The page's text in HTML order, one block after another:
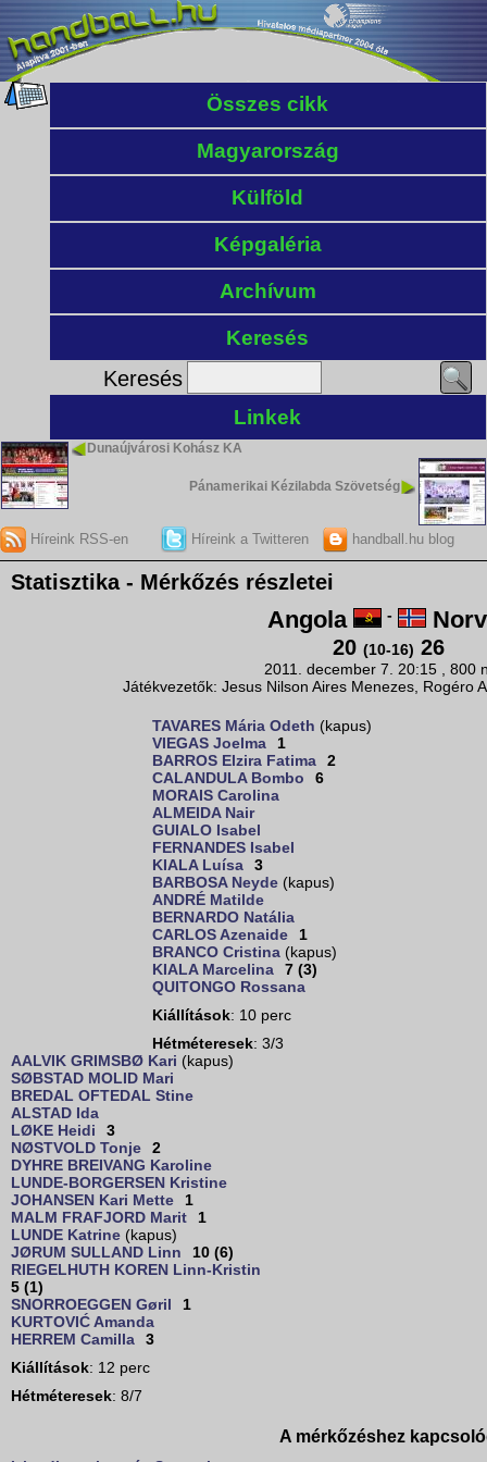
Összes cikk
Magyarország
Külföld
Képgaléria
Archívum
Keresés
Keresés
Linkek
Dunaújvárosi Kohász KA
Pánamerikai Kézilabda Szövetség
Híreink RSS-en Híreink a Twitteren handball.hu blog
Statisztika - Mérkőzés részletei
Angola -
20 (10-16) 26
2011. december 7. 20:15 , 800
Játékvezetők: Jesus Nilson Aires Menezes, Rogéro
TAVARES Mária Odeth (kapus)
VIEGAS Joelma
1
BARROS Elzira Fatima
2
CALANDULA Bombo
6
MORAIS Carolina
ALMEIDA Nair
GUIALO Isabel
FERNANDES Isabel
KIALA Luísa
3
BARBOSA Neyde (kapus)
ANDRÉ Matilde
BERNARDO Natália
CARLOS Azenaide
1
BRANCO Cristina (kapus)
KIALA Marcelina
7 (3)
QUITONGO Rossana
Kiállítások: 10 perc
Hétméteresek: 3/3
AALVIK GRIMSBØ Kari (kapus)
SØBSTAD MOLID Mari
BREDAL OFTEDAL Stine
ALSTAD Ida
LØKE Heidi
3
NØSTVOLD Tonje
2
DYHRE BREIVANG Karoline
LUNDE-BORGERSEN Kristine
JOHANSEN Kari Mette
1
MALM FRAFJORD Marit
1
LUNDE Katrine (kapus)
JØRUM SULLAND Linn
10 (6)
RIEGELHUTH KOREN Linn-Kristin
5 (1)
SNORROEGGEN Gøril
1
KURTOVIĆ Amanda
HERREM Camilla
3
Kiállítások: 12 perc
Hétméteresek: 8/7
A mérkőzéshez